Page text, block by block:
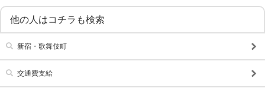
他の人はコチラも検索
新宿・歌舞伎町
交通費支給